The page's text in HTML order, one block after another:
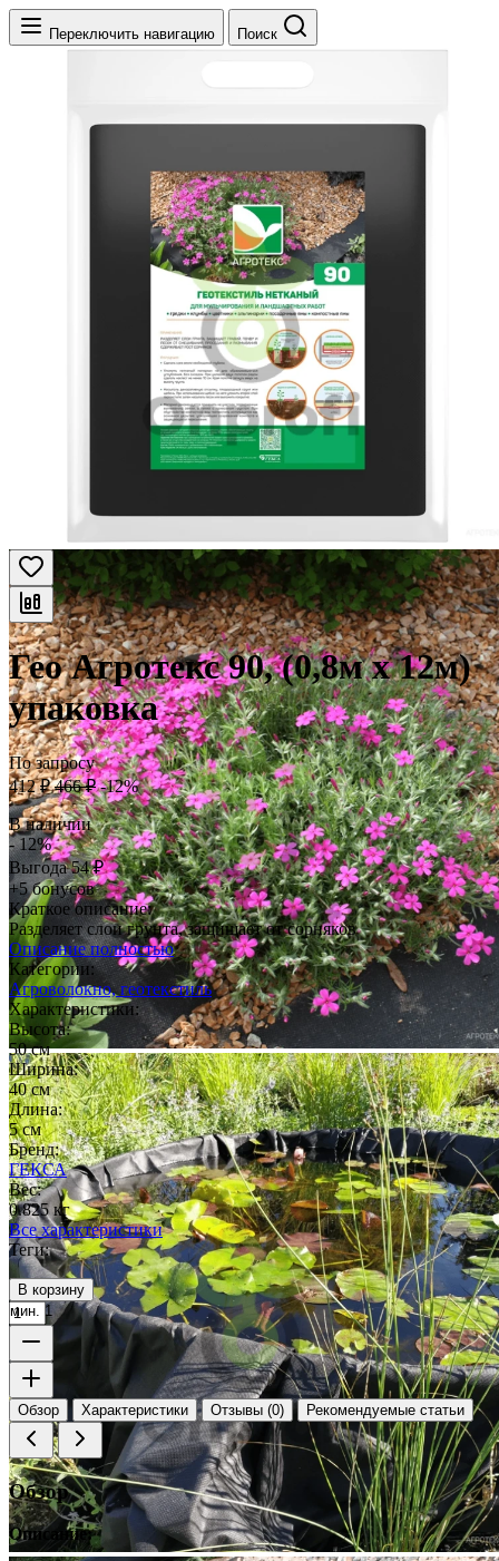
Переключить навигацию Поиск
Гео Агротекс 90, (0,8м х 12м)
упаковка
По запросу
412 ₽ 466 ₽ -12%
В наличии
- 12%
Выгода54 ₽
+5 бонусов
Краткое описание:
Разделяет слои грунта, защищает от сорняков
Описание полностью
Категории:
Агроволокно, геотекстиль
Характеристики:
Высота:
50 см
Ширина:
40 см
Длина:
5 см
Бренд:
ГЕКСА
Вес:
0.825 кг
Все характеристики
Теги:
В корзину
мин. 1
Обзор Характеристики Отзывы (0) Рекомендуемые статьи
Обзор
Описание: